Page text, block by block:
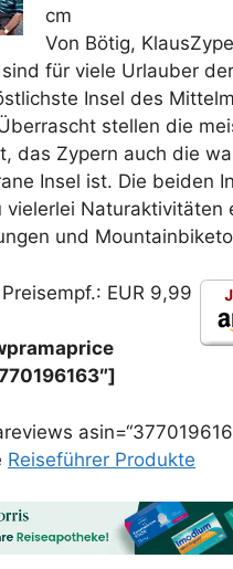
cm
Von Bötig,
für viele Urlauber
Insel des
stellen die
das Zypern auch die
Insel ist. Die beiden
vielerlei Naturaktivitäten
und
EUR 9,99
Reiseführer Produkte